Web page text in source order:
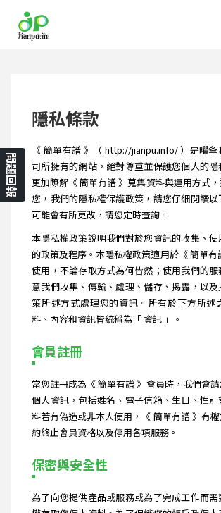
隱私條款
《 簡單有譜 》（ http://jianpu.info/ ）是曜
司所擁有的網站，絕對尊重並保護您個人的
更加瞭解《 簡單有譜 》蒐集資料與運用方式
您，我們的隱私權保護政策，請您仔細閱讀
可能會有所更改，請您定時查詢。
本隱私權政策說明我們對於您資訊的收集、
的政策及程序。本隱私權政策適用於《 簡單有
使用，不論存取方式為何皆然；使用我們的
意我們收集、傳輸、處理、儲存、揭露，以
策所述方式處理您的資訊。所有於下方所述
料、內容和資訊皆統稱為「 資訊 」。
會員註冊
當您註冊成為《 簡單有譜 》會員時，我們會
個人資訊，包括姓名、電子信箱、生日、性
料若有偽造或非本人使用，《 簡單有譜 》有
約終止會員資格以及停用各項服務。
保密與安全性
為了向您提供產品或服務或為了完成工作而
問題回報